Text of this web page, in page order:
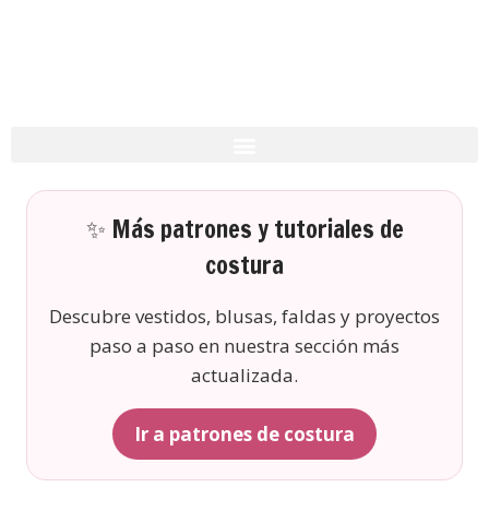
✨ Más patrones y tutoriales de
costura
Descubre vestidos, blusas, faldas y proyectos
paso a paso en nuestra sección más
actualizada.
Ir a patrones de costura